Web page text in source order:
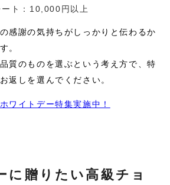
ート：10,000円以上
感謝の気持ちがしっかりと伝わるか
。
質のものを選ぶという考え方で、特
返しを選んでください。
ワイトデー特集実施中！
に贈りたい高級チョ